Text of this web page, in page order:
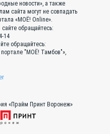
новости», а также
сайта могут не совпадать
«МОЁ! Online».
обращайтесь:
14
обращайтесь:
"МОЁ! Тамбов"»,
«Прайм Принт Воронеж»